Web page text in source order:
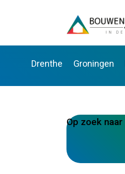
Drenthe Groningen
Op zoek naar